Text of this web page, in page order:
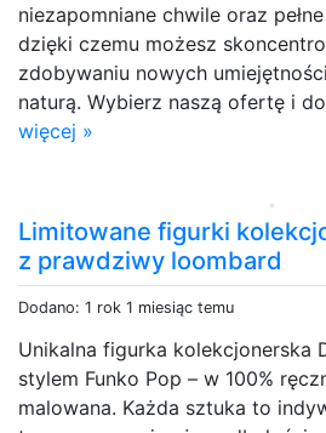
niezapomniane chwile oraz
dzięki czemu możesz
zdobywaniu nowych
naturą. Wybierz naszą ofertę i
więcej »
Limitowane figurki
z prawdziwy loombard
Dodano: 1 rok 1 miesiąc temu
Unikalna figurka kolekcjonerska
stylem Funko Pop – w 100%
malowana. Każda sztuka to